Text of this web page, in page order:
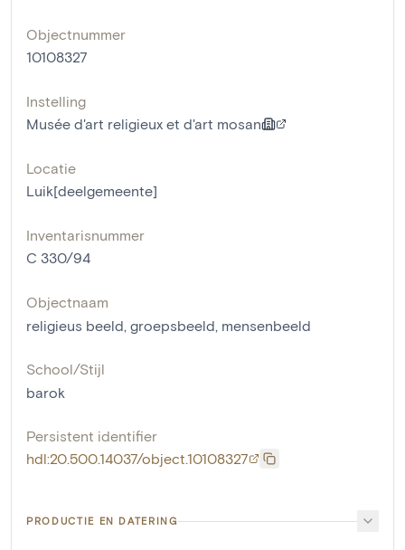
Objectnummer
10108327
Instelling
Musée d'art religieux et d'art mosan
Locatie
Luik[deelgemeente]
Inventarisnummer
C 330/94
Objectnaam
religieus beeld, groepsbeeld, mensenbeeld
School/Stijl
barok
Persistent identifier
hdl:20.500.14037/object.10108327
PRODUCTIE EN DATERING